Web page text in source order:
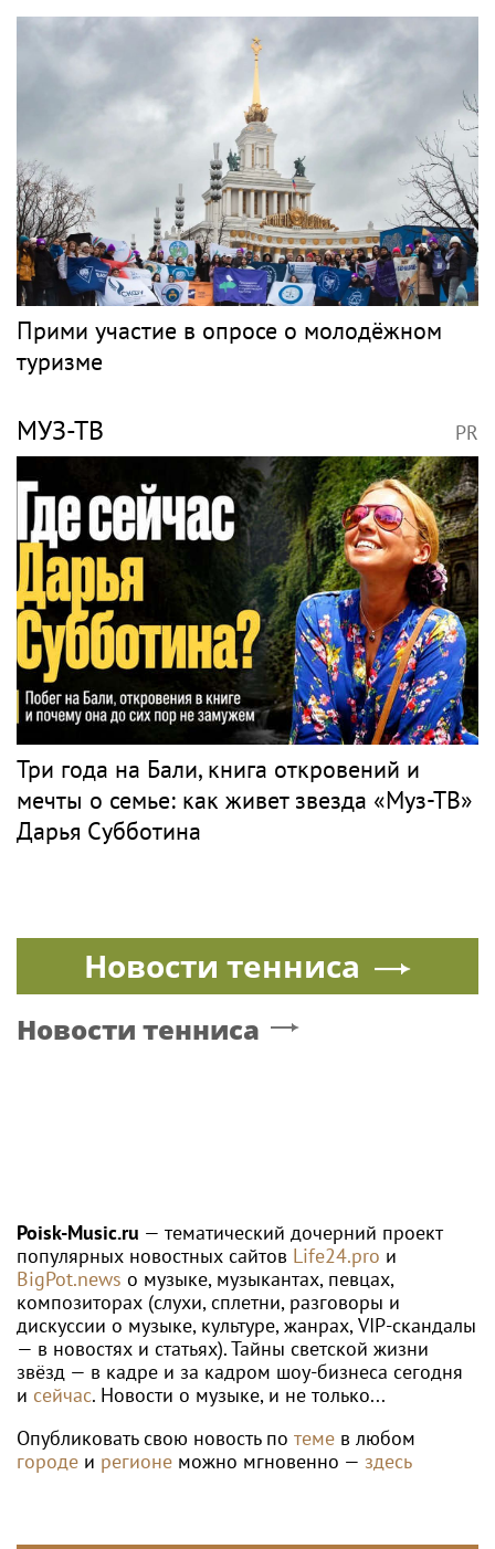
Прими участие в опросе о молодёжном
туризме
МУЗ-ТВ PR
Три года на Бали, книга откровений и
мечты о семье: как живет звезда «Муз-ТВ»
Дарья Субботина
Новости тенниса
Новости тенниса
Poisk-Music.ru — тематический дочерний проект
популярных новостных сайтов Life24.pro и
BigPot.news о музыке, музыкантах, певцах,
композиторах (слухи, сплетни, разговоры и
дискуссии о музыке, культуре, жанрах, VIP-скандалы
— в новостях и статьях). Тайны светской жизни
звёзд — в кадре и за кадром шоу-бизнеса сегодня
и сейчас. Новости о музыке, и не только...
Опубликовать свою новость по теме в любом
городе и регионе можно мгновенно — здесь